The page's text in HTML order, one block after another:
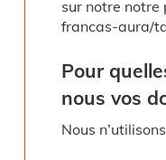
sur notre
francas-aura/
Pour
nous vos
Nous